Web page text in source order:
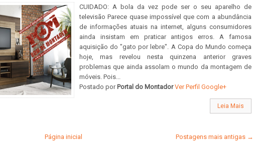
CUIDADO: A bola da vez pode ser o seu aparelho de
televisão Parece quase impossível que com a abundância
de informações atuais na internet, alguns consumidores
ainda insistam em praticar antigos erros. A famosa
aquisição do "gato por lebre". A Copa do Mundo começa
hoje, mas revelou nesta quinzena anterior graves
problemas que ainda assolam o mundo da montagem de
móveis. Pois...
Postado por Portal do Montador Ver Perfil Google+
Leia Mais
Postagens mais antigas →
Página inicial